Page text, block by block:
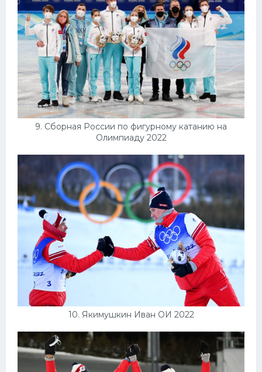
9. Сборная России по фигурному катанию на
Олимпиаду 2022
10. Якимушкин Иван ОИ 2022